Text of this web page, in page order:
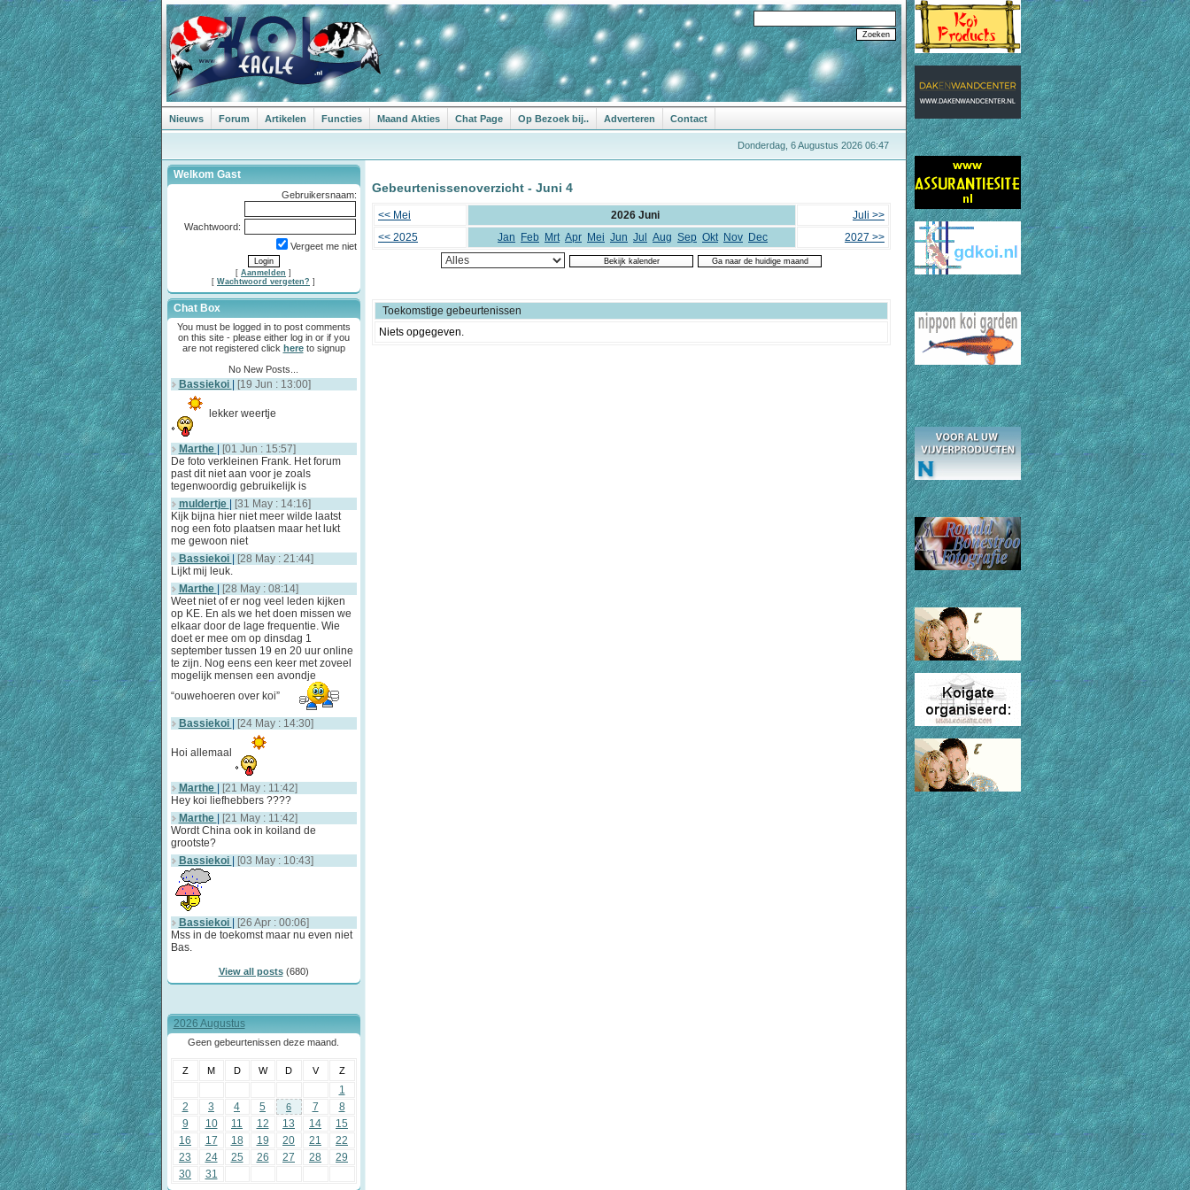
Nieuws Forum Artikelen Functies Maand Akties Chat Page Op Bezoek bij.. Adverteren Contact
Donderdag, 6 Augustus 2026 06:47
Welkom Gast
Gebruikersnaam:
Wachtwoord:
Vergeet me niet
[ Aanmelden ]
[ Wachtwoord vergeten? ]
Chat Box
You must be logged in to post comments
on this site - please either log in or if you
are not registered click hereto signup
No New Posts...
Bassiekoi [19 Jun : 13:00]
lekker weertje
Marthe
[01 Jun : 15:57]
De foto verkleinen Frank. Het forum
past dit niet aan voor je zoals
tegenwoordig gebruikelijk is
muldertje
[31 May : 14:16]
Kijk bijna hier niet meer wilde laatst
nog een foto plaatsen maar het lukt
me gewoon niet
Bassiekoi
[28 May : 21:44]
Lijkt mij leuk.
Marthe
[28 May : 08:14]
Weet niet of er nog veel leden kijken
op KE. En als we het doen missen we
elkaar door de lage frequentie. Wie
doet er mee om op dinsdag 1
september tussen 19 en 20 uur online
te zijn. Nog eens een keer met zoveel
mogelijk mensen een avondje
“ouwehoeren over koi”
Bassiekoi [24 May : 14:30]
Hoi allemaal
Marthe
[21 May : 11:42]
Hey koi liefhebbers ????
Marthe
[21 May : 11:42]
Wordt China ook in koiland de
grootste?
Bassiekoi
[03 May : 10:43]
Bassiekoi
[26 Apr : 00:06]
Mss in de toekomst maar nu even niet
Bas.
View all posts(680)
2026 Augustus
Geen gebeurtenissen deze maand.
Z M D W D V Z
1
2
3 4 5 6 7
8
9
10 11 12 13 14
15
16
17 18 19 20 21
22
23
24 25 26 27 28
29
30
31
Gebeurtenissenoverzicht - Juni 4
<< Mei 2026 Juni
Juli >>
<< 2025
Jan Feb Mrt Apr Mei Jun Jul Aug Sep Okt Nov Dec 2027 >>
Toekomstige gebeurtenissen
Niets opgegeven.